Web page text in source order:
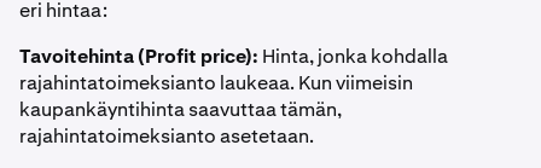
eri hintaa:
Tavoitehinta (Profit price): Hinta, jonka kohdalla
rajahintatoimeksianto laukeaa. Kun viimeisin
kaupankäyntihinta saavuttaa tämän,
rajahintatoimeksianto asetetaan.